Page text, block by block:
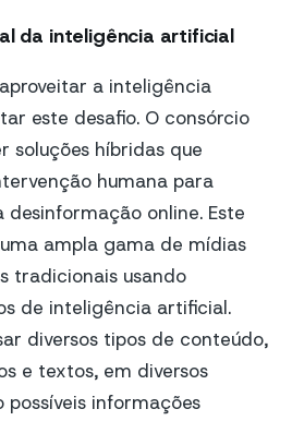
da inteligência artificial
a inteligência
este desafio. O consórcio
soluções híbridas que
humana para
online. Este
ampla gama de mídias
tradicionais usando
de inteligência artificial.
diversos tipos de conteúdo,
e textos, em diversos
informações